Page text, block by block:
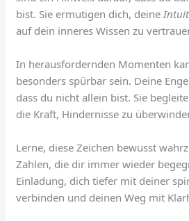
bist. Sie ermutigen dich, deine
auf dein inneres Wissen zu
In herausfordernden Momenten
besonders spürbar sein. Deine
dass du nicht allein bist. Sie
die Kraft, Hindernisse zu
Lerne, diese Zeichen bewusst
Zahlen, die dir immer wieder
Einladung, dich tiefer mit deiner
verbinden und deinen Weg mit